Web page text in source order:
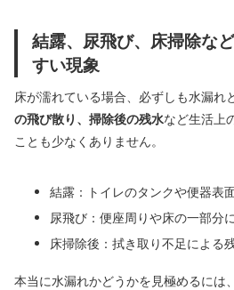
結露、尿飛び、床掃除な
すい現象
床が濡れている場合、必ずしも水漏れ
の飛び散り、掃除後の残水など生活上
ことも少なくありません。
結露：トイレのタンクや便器表
尿飛び：便座周りや床の一部分
床掃除後：拭き取り不足による
本当に水漏れかどうかを見極めるには